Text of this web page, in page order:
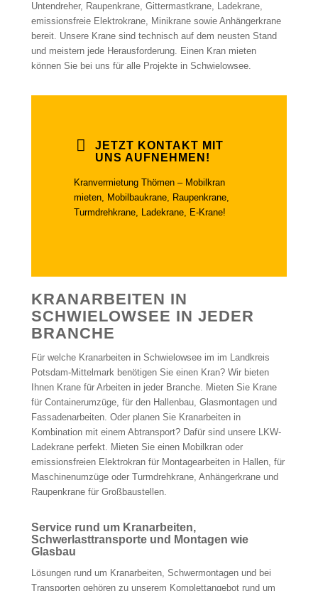
Untendreher, Raupenkrane, Gittermastkrane, Ladekrane,
emissionsfreie Elektrokrane, Minikrane sowie Anhängerkrane
bereit. Unsere Krane sind technisch auf dem neusten Stand
und meistern jede Herausforderung. Einen Kran mieten
können Sie bei uns für alle Projekte in Schwielowsee.
JETZT KONTAKT MIT
UNS AUFNEHMEN!
Kranvermietung Thömen – Mobilkran
mieten, Mobilbaukrane, Raupenkrane,
Turmdrehkrane, Ladekrane, E-Krane!
KRANARBEITEN IN
SCHWIELOWSEE IN JEDER
BRANCHE
Für welche Kranarbeiten in Schwielowsee im im Landkreis
Potsdam-Mittelmark benötigen Sie einen Kran? Wir bieten
Ihnen Krane für Arbeiten in jeder Branche. Mieten Sie Krane
für Containerumzüge, für den Hallenbau, Glasmontagen und
Fassadenarbeiten. Oder planen Sie Kranarbeiten in
Kombination mit einem Abtransport? Dafür sind unsere LKW-
Ladekrane perfekt. Mieten Sie einen Mobilkran oder
emissionsfreien Elektrokran für Montagearbeiten in Hallen, für
Maschinenumzüge oder Turmdrehkrane, Anhängerkrane und
Raupenkrane für Großbaustellen.
Service rund um Kranarbeiten,
Schwerlasttransporte und Montagen wie
Glasbau
Lösungen rund um Kranarbeiten, Schwermontagen und bei
Transporten gehören zu unserem Komplettangebot rund um